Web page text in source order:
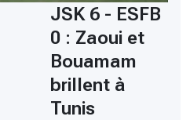
JSK 6 - ESFB
0 : Zaoui et
Bouamam
brillent à
Tunis